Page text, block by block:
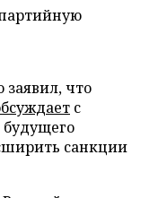
заявил, что
с
санкции